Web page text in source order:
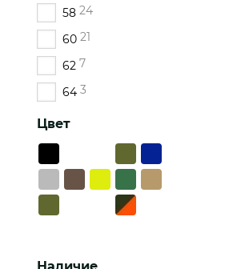
58 24
60 21
62 7
64 3
Цвет